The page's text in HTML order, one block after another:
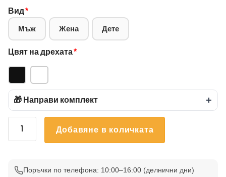
Вид*
Мъж Жена Дете
Цвят на дрехата*
🎁 Направи комплект +
количество
49
Добавяне в количката
Поръчки по телефона: 10:00–16:00 (делнични дни)